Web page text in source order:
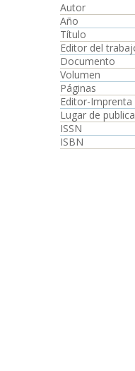
Autor
Año
Título
Editor del
Documento
Volumen
Páginas
Editor-Imprenta
Lugar de
ISSN
ISBN